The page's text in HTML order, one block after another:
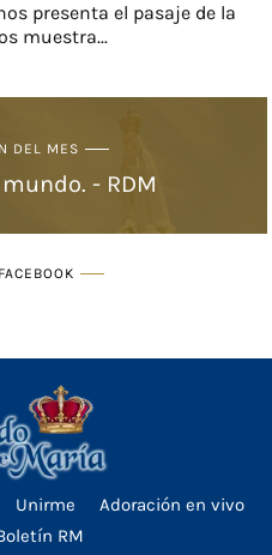
presenta el pasaje de la
muestra...
DEL MES
- RDM
Unirme
Adoración en vivo
RM